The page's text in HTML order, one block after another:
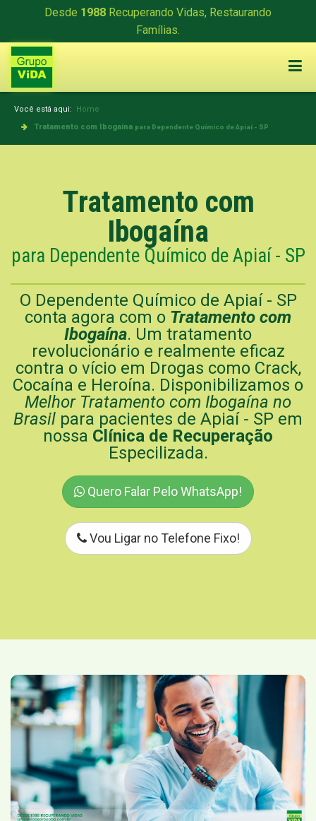
Desde 1988 Recuperando Vidas, Restaurando
Famílias.
Você está aqui: Home
Tratamento com Ibogaína para Dependente Químico de Apiaí - SP
Tratamento com
Ibogaína
para Dependente Químico de Apiaí - SP
O Dependente Químico de Apiaí - SP
conta agora com o Tratamento com
Ibogaína. Um tratamento
revolucionário e realmente eficaz
contra o vício em Drogas como Crack,
Cocaína e Heroína. Disponibilizamos o
Melhor Tratamento com Ibogaína no
Brasil para pacientes de Apiaí - SP em
nossa Clínica de Recuperação
Especilizada.
Quero Falar Pelo WhatsApp!
Vou Ligar no Telefone Fixo!